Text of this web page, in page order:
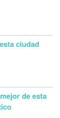
ciudad
de esta